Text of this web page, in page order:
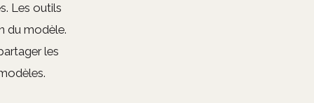
Les outils
du modèle.
les